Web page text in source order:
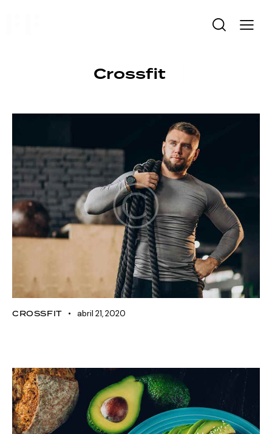
Crossfit
CROSSFIT abril 21, 2020